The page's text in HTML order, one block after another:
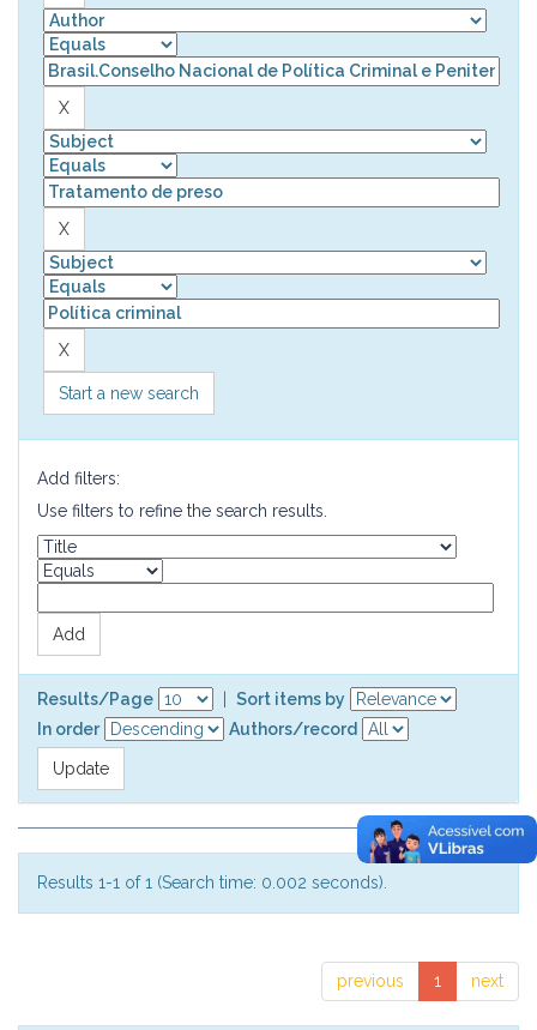
Start a new search
Add filters:
Use filters to refine the search results.
Results/Page
Sort items by
In order
Authors/record
Results 1-1 of 1 (Search time: 0.002 seconds).
previous 1 next